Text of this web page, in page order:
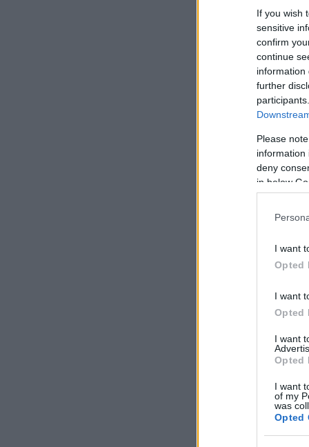
If you wish
sensitive
confirm
continue
information
further
Please
information
deny
in below
I want
Opted
I want
Opted
I want
Opted
I want
of my
was
Opted